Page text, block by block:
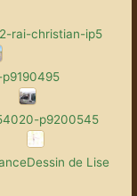
rai-christian-ip5
p9190495
20-p9200545
Dessin de Lise